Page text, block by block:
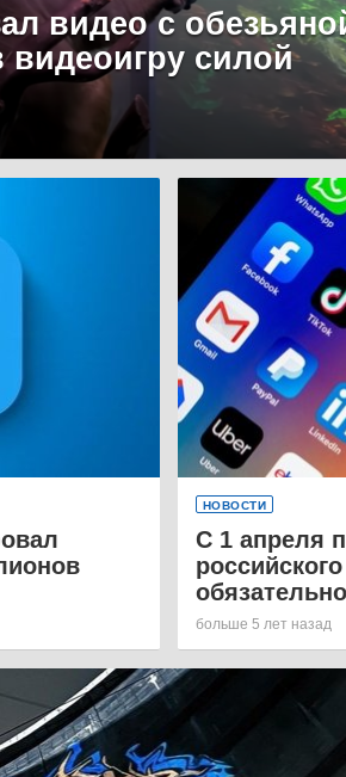
видео с
видеоигру силой
НОВОСТИ
С 1 апреля
больше 5 лет назад